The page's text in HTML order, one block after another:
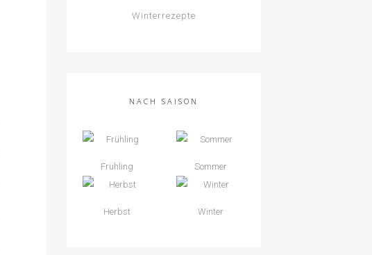
Winterrezepte
NACH SAISON
Frühling Sommer
Herbst Winter